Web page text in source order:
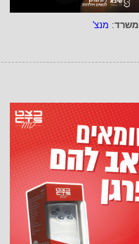
משרד: מנצ'